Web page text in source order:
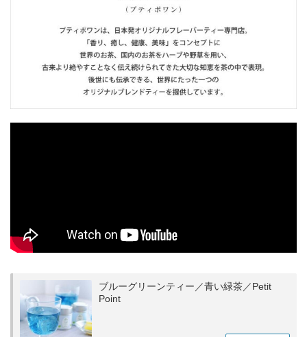
ブルーグリーンティー／青い緑茶／Petit
Point